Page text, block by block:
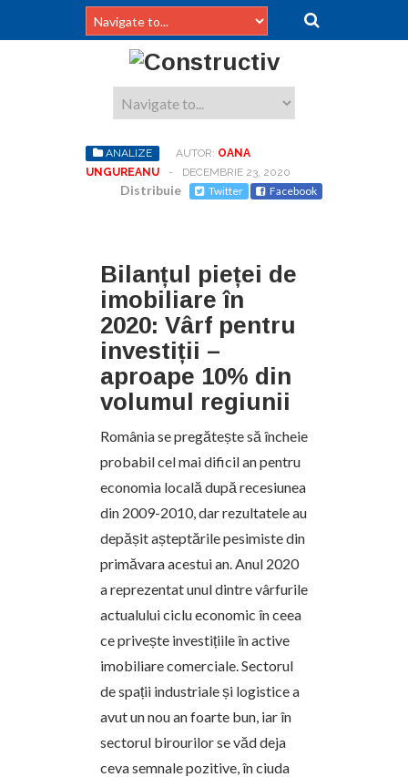
ANALIZE AUTOR: OANA
UNGUREANU
- DECEMBRIE 23, 2020
Distribuie Twitter Facebook
Bilanțul pieței de
imobiliare în
2020: Vârf pentru
investiții –
aproape 10% din
volumul regiunii
România se pregătește să încheie
probabil cel mai dificil an pentru
economia locală după recesiunea
din 2009-2010, dar rezultatele au
depășit așteptările pesimiste din
primăvara acestui an. Anul 2020
a reprezentat unul dintre vârfurile
actualului ciclu economic în ceea
ce privește investițiile în active
imobiliare comerciale. Sectorul
de spații industriale și logistice a
avut un nou an foarte bun, iar în
sectorul birourilor se văd deja
ceva semnale pozitive, în ciuda